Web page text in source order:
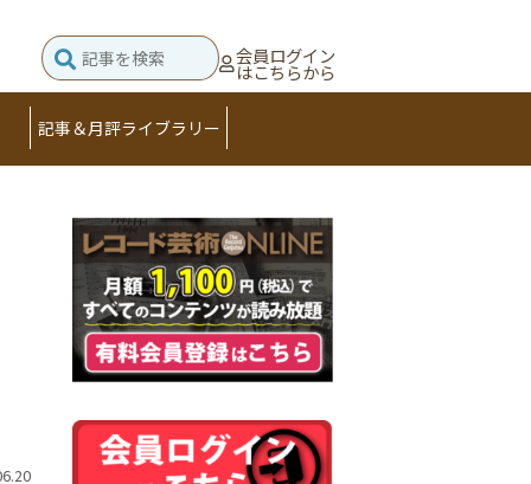
会員ログイン
はこちらから
記事＆月評ライブラリー